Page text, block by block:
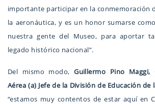
importante participar en la conmemoración
la aeronáutica, y es un honor sumarse
nuestra gente del Museo, para aportar
legado histórico nacional”.
Del mismo modo,Guillermo Pino Maggi,
Aérea (a) Jefe de la División de Educación de
“estamos muy contentos de estar aquí en